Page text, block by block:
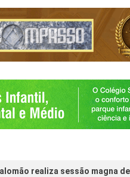
realiza sessão magna